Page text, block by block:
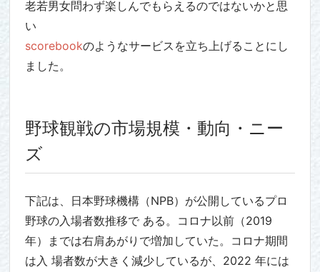
老若男女問わず楽しんでもらえるのではないかと思
い
scorebookのようなサービスを立ち上げることにし
ました。
野球観戦の市場規模・動向・ニー
ズ
下記は、日本野球機構（NPB）が公開しているプロ
野球の入場者数推移で ある。コロナ以前（2019
年）までは右肩あがりで増加していた。コロナ期間
は入 場者数が大きく減少しているが、2022 年には